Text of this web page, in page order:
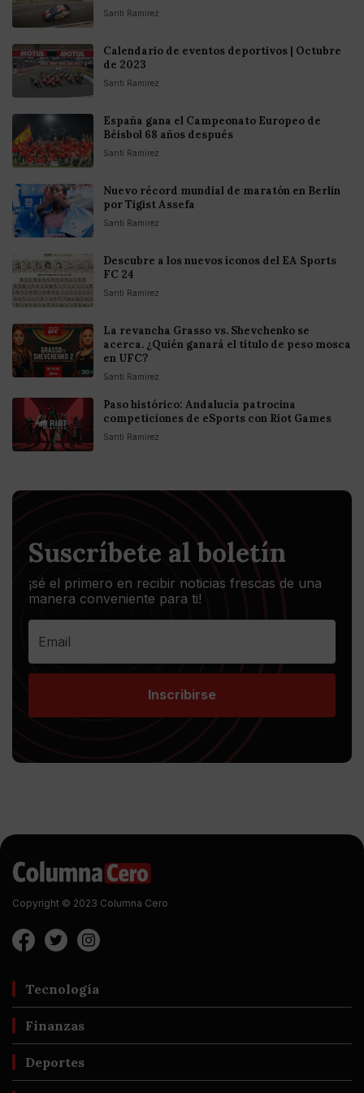
Santi Ramirez
Calendario de eventos deportivos | Octubre
de 2023
Santi Ramirez
España gana el Campeonato Europeo de
Béisbol 68 años después
Santi Ramirez
Nuevo récord mundial de maratón en Berlín
por Tigist Assefa
Santi Ramirez
Descubre a los nuevos íconos del EA Sports
FC 24
Santi Ramirez
La revancha Grasso vs. Shevchenko se
acerca. ¿Quién ganará el título de peso mosca
en UFC?
Santi Ramirez
Paso histórico: Andalucía patrocina
competiciones de eSports con Riot Games
Santi Ramirez
Suscríbete al boletín
¡sé el primero en recibir noticias frescas de una
manera conveniente para ti!
Inscribirse
Copyright © 2023 Columna Cero
Tecnología
Finanzas
Deportes